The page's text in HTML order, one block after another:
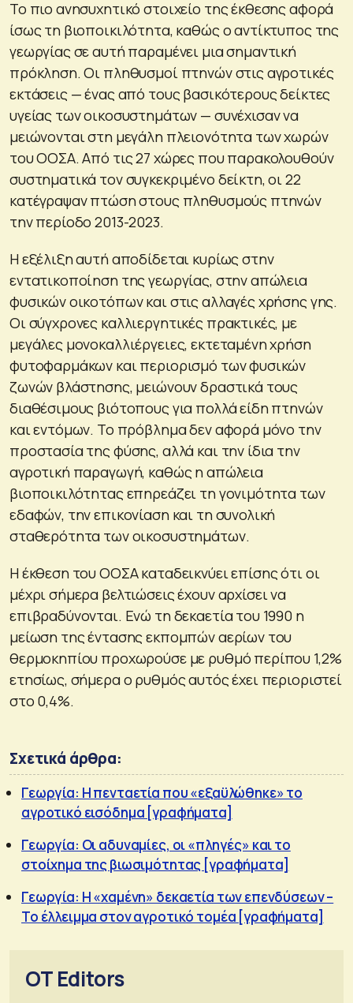
Το πιο ανησυχητικό στοιχείο της έκθεσης αφορά
ίσως τη βιοποικιλότητα, καθώς ο αντίκτυπος της
γεωργίας σε αυτή παραμένει μια σημαντική
πρόκληση. Οι πληθυσμοί πτηνών στις αγροτικές
εκτάσεις — ένας από τους βασικότερους δείκτες
υγείας των οικοσυστημάτων — συνέχισαν να
μειώνονται στη μεγάλη πλειονότητα των χωρών
του ΟΟΣΑ. Από τις 27 χώρες που παρακολουθούν
συστηματικά τον συγκεκριμένο δείκτη, οι 22
κατέγραψαν πτώση στους πληθυσμούς πτηνών
την περίοδο 2013-2023.
Η εξέλιξη αυτή αποδίδεται κυρίως στην
εντατικοποίηση της γεωργίας, στην απώλεια
φυσικών οικοτόπων και στις αλλαγές χρήσης γης.
Οι σύγχρονες καλλιεργητικές πρακτικές, με
μεγάλες μονοκαλλιέργειες, εκτεταμένη χρήση
φυτοφαρμάκων και περιορισμό των φυσικών
ζωνών βλάστησης, μειώνουν δραστικά τους
διαθέσιμους βιότοπους για πολλά είδη πτηνών
και εντόμων. Το πρόβλημα δεν αφορά μόνο την
προστασία της φύσης, αλλά και την ίδια την
αγροτική παραγωγή, καθώς η απώλεια
βιοποικιλότητας επηρεάζει τη γονιμότητα των
εδαφών, την επικονίαση και τη συνολική
σταθερότητα των οικοσυστημάτων.
Η έκθεση του ΟΟΣΑ καταδεικνύει επίσης ότι οι
μέχρι σήμερα βελτιώσεις έχουν αρχίσει να
επιβραδύνονται. Ενώ τη δεκαετία του 1990 η
μείωση της έντασης εκπομπών αερίων του
θερμοκηπίου προχωρούσε με ρυθμό περίπου 1,2%
ετησίως, σήμερα ο ρυθμός αυτός έχει περιοριστεί
στο 0,4%.
Σχετικά άρθρα:
Γεωργία: Η πενταετία που «εξαϋλώθηκε» το
αγροτικό εισόδημα [γραφήματα]
Γεωργία: Οι αδυναμίες, οι «πληγές» και το
στοίχημα της βιωσιμότητας [γραφήματα]
Γεωργία: Η «χαμένη» δεκαετία των επενδύσεων –
Το έλλειμμα στον αγροτικό τομέα [γραφήματα]
OT Editors